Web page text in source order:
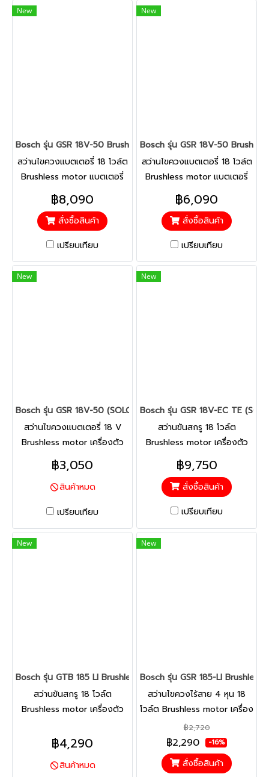
New
Bosch รุ่น GSR 18V-50 Brushless สว่านไขควงแบตเตอรี่ 18 V
สว่านไขควงแบตเตอรี่ 18 โวล์ต
Brushless motor แบตเตอรี่
ขนาด5 Ah 2 ก้อน และ แท่น
ชาร์จ โดดเด่นทั้งประสิทธิภาพ
ความทนทาน และขนาดเล็ก
แข็งแกร่งและขนาดเล็กด้วยการ
ออกแบบตามหลักสรีรศาสตร์
฿8,090
สั่งซื้อสินค้า
เปรียบเทียบ
New
Bosch รุ่น GSR 18V-50
สว่านไขควงแบตเตอรี่ 18 โวล์ต
Brushless motor แบตเตอรี่
ขนาด2 Ah 2 ก้อน และ แท่น
ชาร์จ ทนทานและยืดหยุ่น และ
ความกะทัดรัด หัวจับโลหะที่
หลักสรีรศาสตร์ขนาดกะทัดรัด
เหมาะสำหรับงานหนัก
฿6,090
สั่งซื้อสินค้า
เปรียบเทียบ
New
Bosch รุ่น GSR 18V-50 (SOLO) Brushless สว่านไขควงแบตเตอรี่
สว่านไขควงแบตเตอรี่ 18 V
Brushless motor เครื่องตัว
เปล่า มอเตอร์ไร้แปรงถ่านทั้ง
แข็งแรงและทนทาน โดดเด่นทั้ง
ประสิทธิภาพ ความทนทาน และ
โลหะ แข็งแกร่งและขนาดเล็ก
฿3,050
สินค้าหมด
เปรียบเทียบ
New
Bosch รุ่น GSR 18V-EC TE
สว่านขันสกรู 18 โวล์ต
Brushless motor เครื่องตัว
เปล่า ส่วนผสมที่ลงตัวระหว่าง
กำลังกับน้ำหนัก ทำงานได้ต่อ
เนื่องยาวนานสูงสุดขนาด
เมื่อยล้าในการทำงาน
฿9,750
สั่งซื้อสินค้า
เปรียบเทียบ
New
Bosch รุ่น GTB 185 LI Brushless (Solo) สว่านขันสกรู 18 V เครื่องตั
สว่านขันสกรู 18 โวล์ต
Brushless motor เครื่องตัว
สรีรศาสตร์ช่วยให้ไม่เปลืองแรง
เวลาใช้งานและขันสกรูได้มากขึ้น
฿4,290
สินค้าหมด
New
Bosch รุ่น GSR 185-LI
สว่านไขควงไร้สาย 4 หุน 18
โวล์ต Brushless motor เครื่อง
ตัวเปล่า พร้อมกล่องเครื่องมือ
ทำงานได้มากขึ้นอย่างไร้ขีด
จำกัด ขนาดกะทัดรัดยิ่งกว่าเดิม
พร้อมด้วยมอเตอร์ไร้แปรงถ่าน
฿2,720
฿2,290 -16%
สั่งซื้อสินค้า